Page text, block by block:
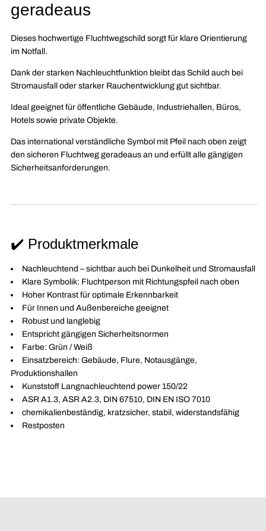
geradeaus
Dieses hochwertige Fluchtwegschild sorgt für klare Orientierung
im Notfall.
Dank der starken Nachleuchtfunktion bleibt das Schild auch bei
Stromausfall oder starker Rauchentwicklung gut sichtbar.
Ideal geeignet für öffentliche Gebäude, Industriehallen, Büros,
Hotels sowie private Objekte.
Das international verständliche Symbol mit Pfeil nach oben zeigt
den sicheren Fluchtweg geradeaus an und erfüllt alle gängigen
Sicherheitsanforderungen.
✔️ Produktmerkmale
Nachleuchtend – sichtbar auch bei Dunkelheit und Stromausfall
Klare Symbolik: Fluchtperson mit Richtungspfeil nach oben
Hoher Kontrast für optimale Erkennbarkeit
Für Innen und Außenbereiche geeignet
Robust und langlebig
Entspricht gängigen Sicherheitsnormen
Farbe: Grün / Weiß
Einsatzbereich: Gebäude, Flure, Notausgänge,
Produktionshallen
Kunststoff Langnachleuchtend power 150/22
ASR A1.3, ASR A2.3, DIN 67510, DIN EN ISO 7010
chemikalienbeständig, kratzsicher, stabil, widerstandsfähig
Restposten